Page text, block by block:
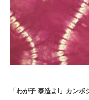
「わが子 泰造よ!」カン